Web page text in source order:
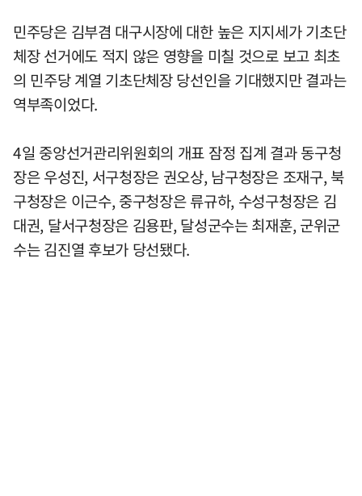
민주당은 김부겸 대구시장에 대한 높은 지지세가 기초단
체장 선거에도 적지 않은 영향을 미칠 것으로 보고 최초
의 민주당 계열 기초단체장 당선인을 기대했지만 결과는
역부족이었다.
4일 중앙선거관리위원회의 개표 잠정 집계 결과 동구청
장은 우성진, 서구청장은 권오상, 남구청장은 조재구, 북
구청장은 이근수, 중구청장은 류규하, 수성구청장은 김
대권, 달서구청장은 김용판, 달성군수는 최재훈, 군위군
수는 김진열 후보가 당선됐다.